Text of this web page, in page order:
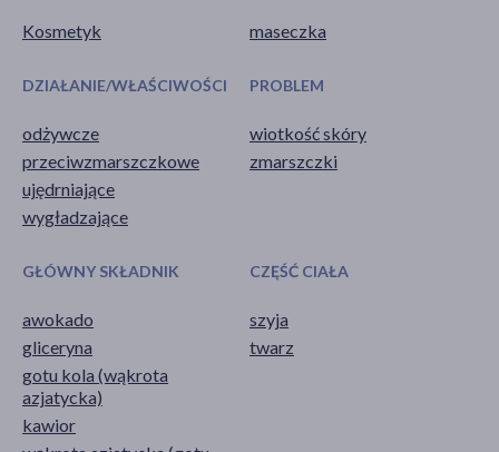
Kosmetyk maseczka
DZIAŁANIE/WŁAŚCIWOŚCI
odżywcze
przeciwzmarszczkowe
ujędrniające
wygładzające
PROBLEM
wiotkość skóry
zmarszczki
GŁÓWNY SKŁADNIK
awokado
gliceryna
gotu kola (wąkrota
azjatycka)
kawior
CZĘŚĆ CIAŁA
szyja
twarz